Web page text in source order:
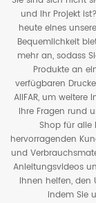
und Ihr Projekt
heute eines
Bequemlichkeit
mehr an, sodass
Produkte an
verfügbaren
AIIFAR, um
Ihre Fragen rund
Shop für alle
hervorragenden
und
Anleitungsvideos
Ihnen helfen, den
indem Sie